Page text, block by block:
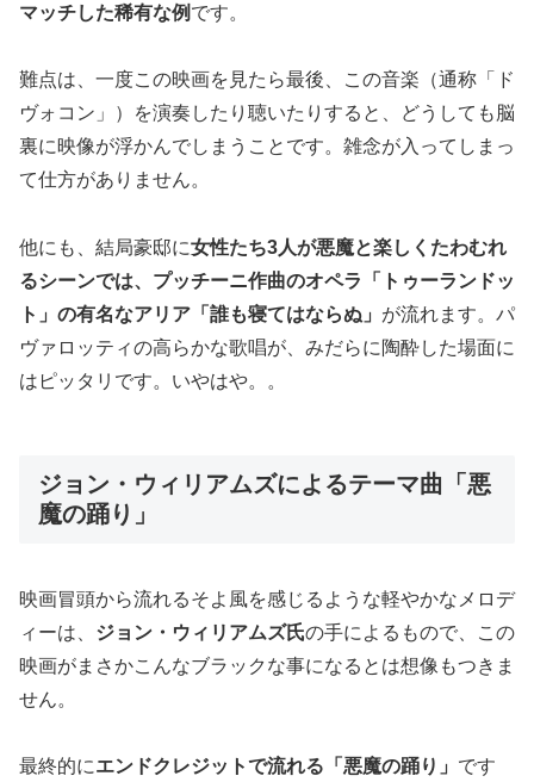
マッチした稀有な例 です。
難点は、一度この映画を見たら最後、この音楽（通称「ド
ヴォコン」）を演奏したり聴いたりすると、どうしても脳
裏に映像が浮かんでしまうことです。雑念が入ってしまっ
て仕方がありません。
他にも、結局豪邸に女性たち3人が悪魔と楽しくたわむれ
るシーンでは、プッチーニ作曲のオペラ「トゥーランドッ
ト」の有名なアリア「誰も寝てはならぬ」 が流れます。パ
ヴァロッティの高らかな歌唱が、みだらに陶酔した場面に
はピッタリです。いやはや。。
ジョン・ウィリアムズによるテーマ曲「悪
魔の踊り」
映画冒頭から流れるそよ風を感じるような軽やかなメロデ
ィーは、 ジョン・ウィリアムズ氏の手によるもので、この
映画がまさかこんなブラックな事になるとは想像もつきま
せん。
最終的にエンドクレジットで流れる「悪魔の踊り」 です